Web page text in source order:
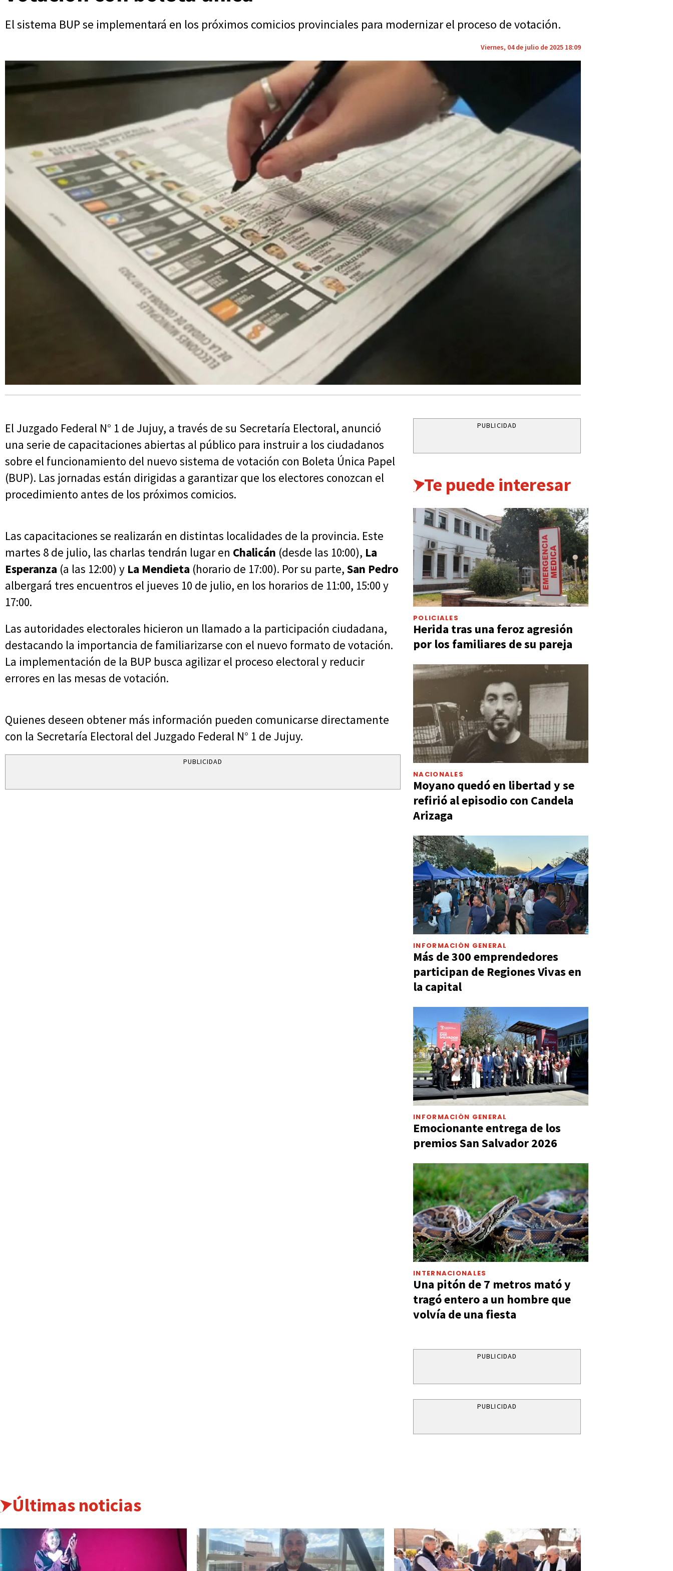
El sistema BUP se implementará en los próximos comicios provinciales para modernizar el proceso de votación.
Viernes, 04 de julio de 2025 18:09
El Juzgado Federal N° 1 de Jujuy, a través de su Secretaría Electoral, anunció
una serie de capacitaciones abiertas al público para instruir a los ciudadanos
sobre el funcionamiento del nuevo sistema de votación con Boleta Única Papel
(BUP). Las jornadas están dirigidas a garantizar que los electores conozcan el
procedimiento antes de los próximos comicios.
Las capacitaciones se realizarán en distintas localidades de la provincia. Este
martes 8 de julio, las charlas tendrán lugar en Chalicán (desde las 10:00), La
Esperanza (a las 12:00) y La Mendieta (horario de 17:00). Por su parte, San Pedro
albergará tres encuentros el jueves 10 de julio, en los horarios de 11:00, 15:00 y
17:00.
Las autoridades electorales hicieron un llamado a la participación ciudadana,
destacando la importancia de familiarizarse con el nuevo formato de votación.
La implementación de la BUP busca agilizar el proceso electoral y reducir
errores en las mesas de votación.
Quienes deseen obtener más información pueden comunicarse directamente
con la Secretaría Electoral del Juzgado Federal N° 1 de Jujuy.
PUBLICIDAD
PUBLICIDAD
Te puede interesar
POLICIALES
Herida tras una feroz agresión
por los familiares de su pareja
NACIONALES
Moyano quedó en libertad y se
refirió al episodio con Candela
Arizaga
INFORMACIÓN GENERAL
Más de 300 emprendedores
participan de Regiones Vivas en
la capital
INFORMACIÓN GENERAL
Emocionante entrega de los
premios San Salvador 2026
INTERNACIONALES
Una pitón de 7 metros mató y
tragó entero a un hombre que
volvía de una fiesta
PUBLICIDAD
PUBLICIDAD
Últimas noticias